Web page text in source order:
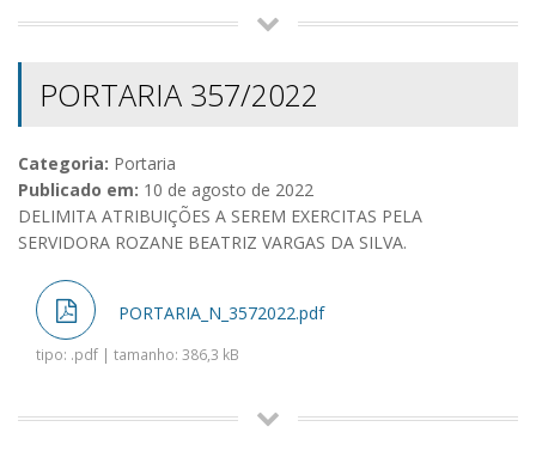
PORTARIA 357/2022
Categoria: Portaria
Publicado em: 10 de agosto de 2022
DELIMITA ATRIBUIÇÕES A SEREM EXERCITAS PELA
SERVIDORA ROZANE BEATRIZ VARGAS DA SILVA.
PORTARIA_N_3572022.pdf
tipo: .pdf | tamanho: 386,3 kB